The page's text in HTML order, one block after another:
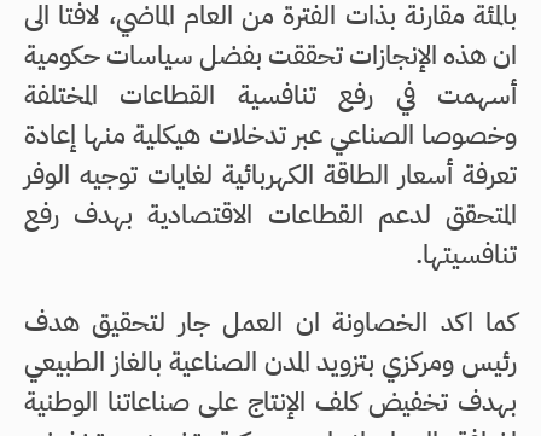
بالمئة مقارنة بذات الفترة من العام الماضي، لافتا الى
ان هذه الإنجازات تحققت بفضل سياسات حكومية
أسهمت في رفع تنافسية القطاعات المختلفة
وخصوصا الصناعي عبر تدخلات هيكلية منها إعادة
تعرفة أسعار الطاقة الكهربائية لغايات توجيه الوفر
المتحقق لدعم القطاعات الاقتصادية بهدف رفع
تنافسيتها.
كما اكد الخصاونة ان العمل جار لتحقيق هدف
رئيس ومركزي بتزويد المدن الصناعية بالغاز الطبيعي
بهدف تخفيض كلف الإنتاج على صناعاتنا الوطنية